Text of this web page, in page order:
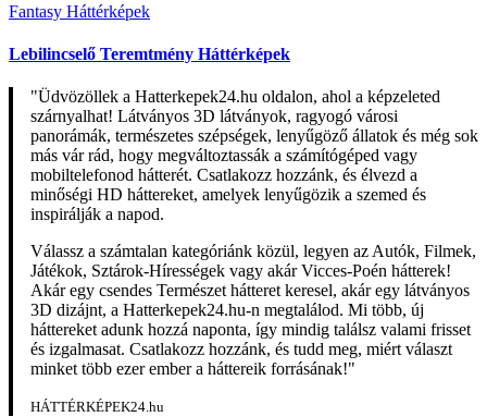
Fantasy Háttérképek
Lebilincselő Teremtmény Háttérképek
"Üdvözöllek a Hatterkepek24.hu oldalon, ahol a képzeleted
szárnyalhat! Látványos 3D látványok, ragyogó városi
panorámák, természetes szépségek, lenyűgöző állatok és még sok
más vár rád, hogy megváltoztassák a számítógéped vagy
mobiltelefonod hátterét. Csatlakozz hozzánk, és élvezd a
minőségi HD háttereket, amelyek lenyűgözik a szemed és
inspirálják a napod.
Válassz a számtalan kategóriánk közül, legyen az Autók, Filmek,
Játékok, Sztárok-Hírességek vagy akár Vicces-Poén hátterek!
Akár egy csendes Természet hátteret keresel, akár egy látványos
3D dizájnt, a Hatterkepek24.hu-n megtalálod. Mi több, új
háttereket adunk hozzá naponta, így mindig találsz valami frisset
és izgalmasat. Csatlakozz hozzánk, és tudd meg, miért választ
minket több ezer ember a háttereik forrásának!"
HÁTTÉRKÉPEK24.hu